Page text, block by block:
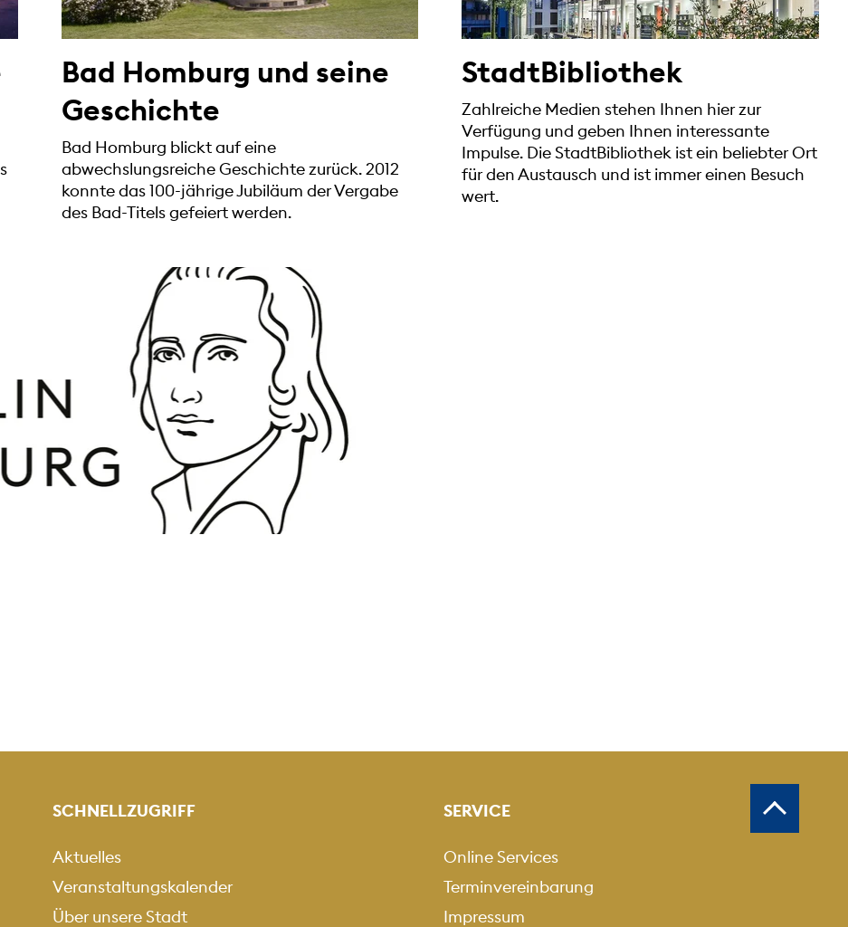
Bad Homburg und seine
Geschichte
Bad Homburg blickt auf eine
abwechslungsreiche Geschichte zurück. 2012
konnte das 100-jährige Jubiläum der Vergabe
des Bad-Titels gefeiert werden.
StadtBibliothek
Zahlreiche Medien stehen Ihnen hier zur
Verfügung und geben Ihnen interessante
Impulse. Die StadtBibliothek ist ein beliebter Ort
für den Austausch und ist immer einen Besuch
wert.
SCHNELLZUGRIFF
Aktuelles
Veranstaltungskalender
Über unsere Stadt
SERVICE
Online Services
Terminvereinbarung
Impressum